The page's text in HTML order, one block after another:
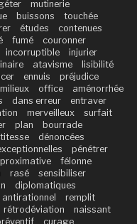
mutinerie
buissons
touchée
études
contenues
fumé
couronner
incorruptible
injurier
atavisme
lisibilité
ennuis
préjudice
milieux office
aménorrhée
dans erreur
entraver
merveilleux
surfait
plan
bourrade
dénoncées
pénétrer
félonne
rasé
sensibiliser
diplomatiques
antirationnel
remplit
rétrodéviation
naissant
curage